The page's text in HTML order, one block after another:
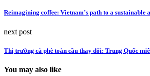
Reimagining coffee: Vietnam’s path to a sustainable
next post
Thị trường cà phê toàn cầu thay đổi: Trung Quốc
You may also like